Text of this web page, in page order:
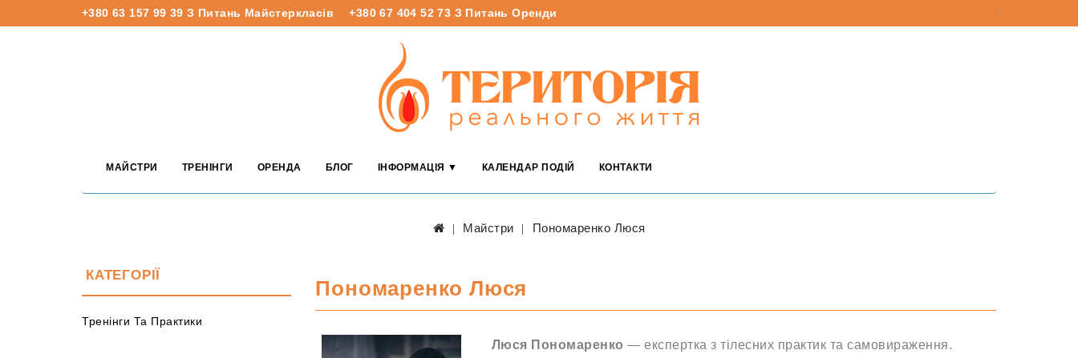
+380 63 157 99 39 З Питань Майстеркласів +380 67 404 52 73 З Питань Оренди
МАЙСТРИ ТРЕНІНГИ ОРЕНДА БЛОГ ІНФОРМАЦІЯ ▼ КАЛЕНДАР ПОДІЙ КОНТАКТИ
Майстри Пономаренко Люся
КАТЕГОРІЇ
Тренінги Та Практики
Пономаренко Люся
Люся Пономаренко — експертка з тілесних практик та самовираження.